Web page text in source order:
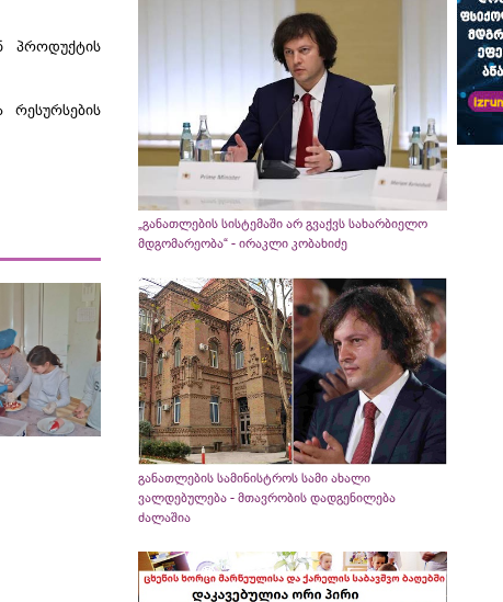
პროდუქტის
რესურსების
„განათლების სისტემაში არ გვაქვს სახარბიელო
მდგომარეობა“ - ირაკლი კობახიძე
განათლების სამინისტროს სამი ახალი
ვალდებულება - მთავრობის დადგენილება
ძალაშია